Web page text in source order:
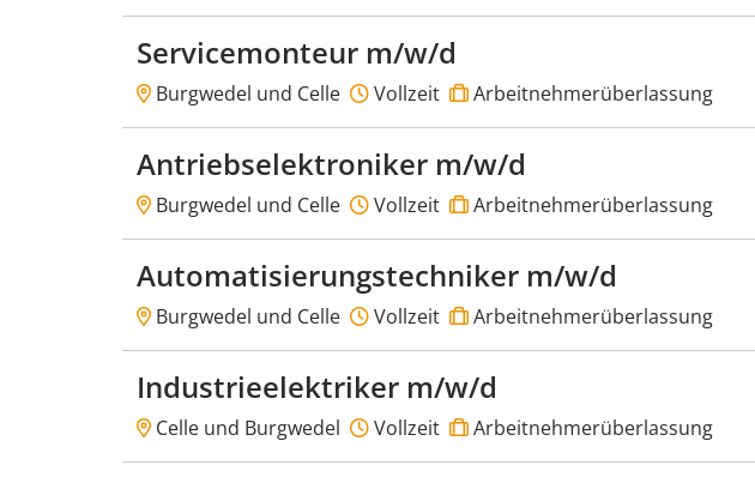
Servicemonteur m/w/d
Burgwedel und Celle Vollzeit Arbeitnehmerüberlassung
Antriebselektroniker m/w/d
Burgwedel und Celle Vollzeit Arbeitnehmerüberlassung
Automatisierungstechniker m/w/d
Burgwedel und Celle Vollzeit Arbeitnehmerüberlassung
Industrieelektriker m/w/d
Celle und Burgwedel Vollzeit Arbeitnehmerüberlassung